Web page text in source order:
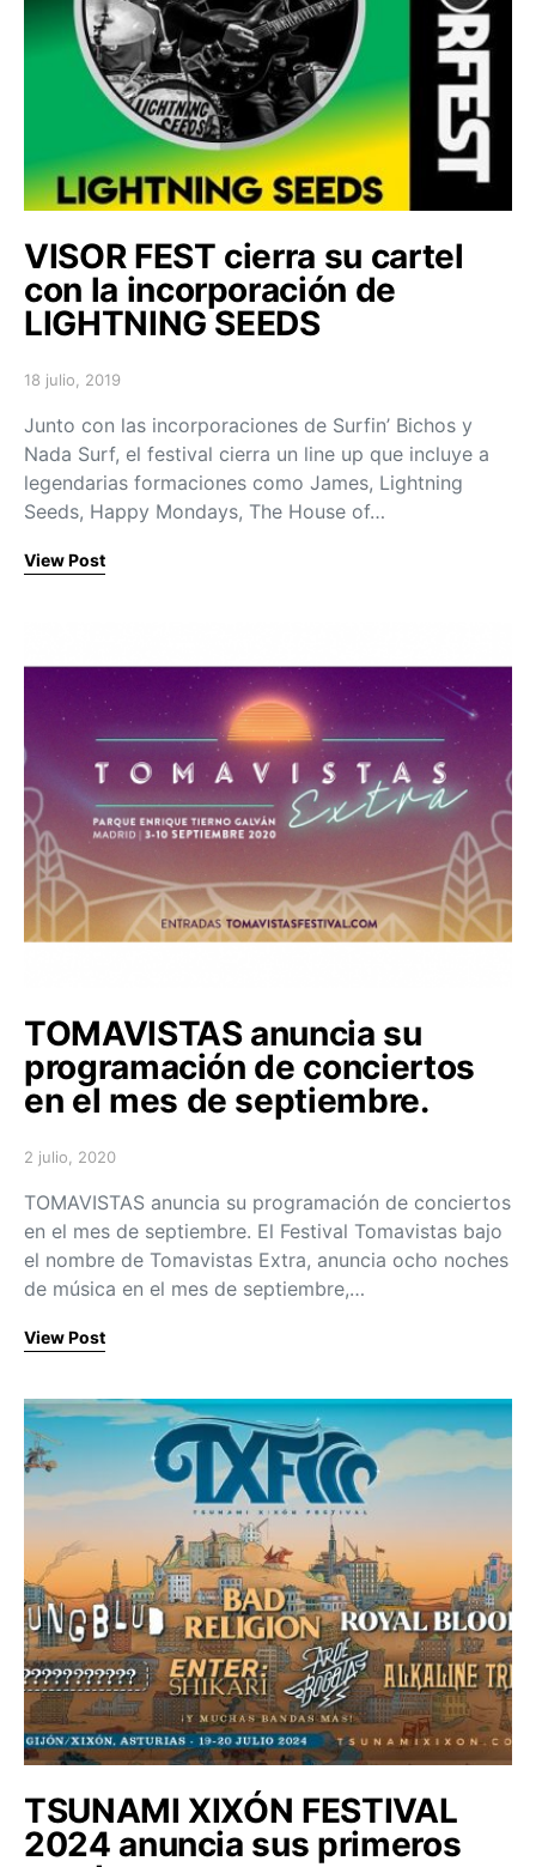
VISOR FEST cierra su cartel
con la incorporación de
LIGHTNING SEEDS
Posted on
18 julio, 2019
Junto con las incorporaciones de Surfin’ Bichos y
Nada Surf, el festival cierra un line up que incluye a
legendarias formaciones como James, Lightning
Seeds, Happy Mondays, The House of…
View Post
TOMAVISTAS anuncia su
programación de conciertos
en el mes de septiembre.
Posted on
2 julio, 2020
TOMAVISTAS anuncia su programación de conciertos
en el mes de septiembre. El Festival Tomavistas bajo
el nombre de Tomavistas Extra, anuncia ocho noches
de música en el mes de septiembre,…
View Post
TSUNAMI XIXÓN FESTIVAL
2024 anuncia sus primeros